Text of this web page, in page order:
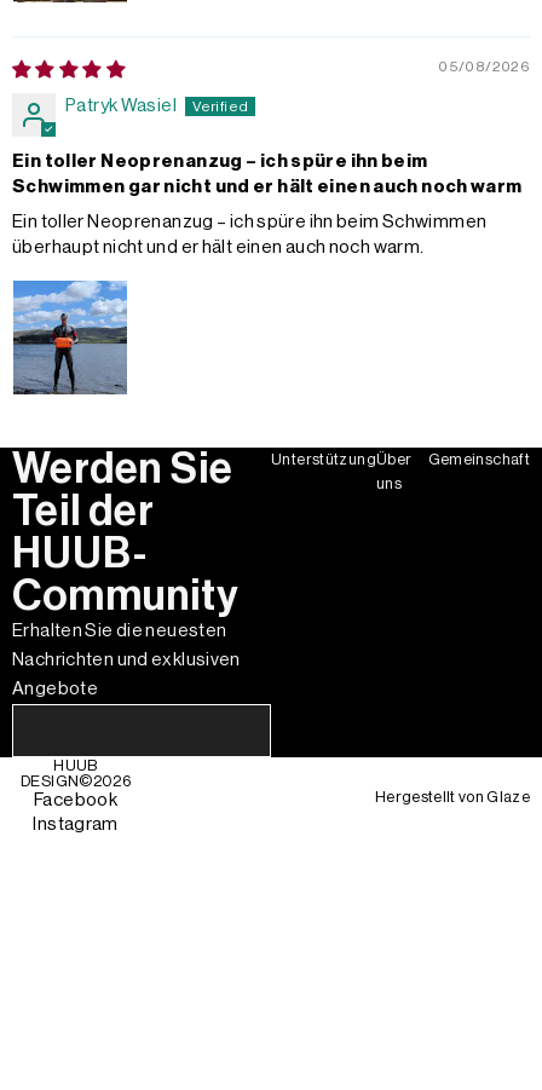
05/08/2026
Patryk Wasiel
Ein toller Neoprenanzug – ich spüre ihn beim
Schwimmen gar nicht und er hält einen auch noch warm
Ein toller Neoprenanzug – ich spüre ihn beim Schwimmen
überhaupt nicht und er hält einen auch noch warm.
Werden Sie
Teil der
HUUB-
Community
Erhalten Sie die neuesten
Nachrichten und exklusiven
Angebote
UnterstützungÜber
uns
Gemeinschaft
HUUB
DESIGN©2026
Facebook
Instagram
Hergestellt vonGlaze